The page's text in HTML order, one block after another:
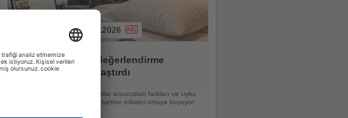
Oku
04.08.2026
Araştırma 20 otel değerlendirme
platformunu karşılaştırdı
Yeni meta sıralama, platformlar arasındaki farkları ve uyku
konforunun misafir memnuniyetine etkisini ortaya koyuyor